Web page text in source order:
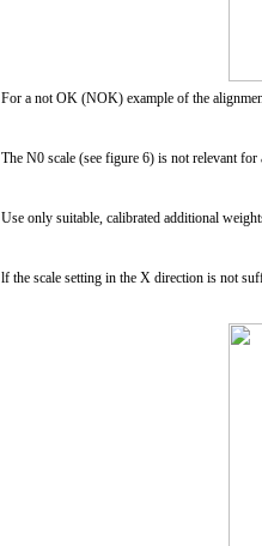
For a not OK (NOK) example of the
The N0 scale (see figure 6) is not relevant
Use only suitable, calibrated additional
lf the scale setting in the X direction is not